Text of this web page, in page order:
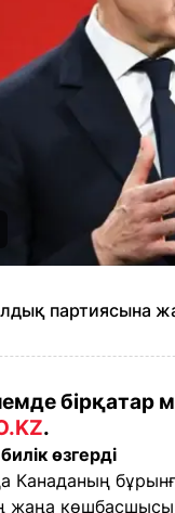
партиясына
.
өзгерді
Канаданың
жаңа